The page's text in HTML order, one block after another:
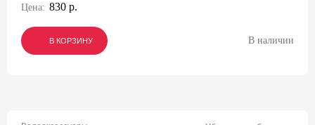
Цена: 830 р.
В КОРЗИНУ
В КОРЗИНУ
В КОРЗИНУ В наличии